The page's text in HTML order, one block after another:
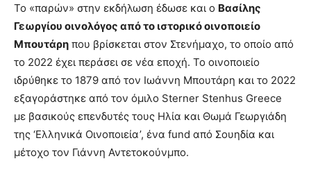
Το «παρών» στην εκδήλωση έδωσε και ο Βασίλης
Γεωργίου οινολόγος από το ιστορικό οινοποιείο
Μπουτάρη που βρίσκεται στον Στενήμαχο, το οποίο από
το 2022 έχει περάσει σε νέα εποχή. Το οινοποιείο
ιδρύθηκε τo 1879 από τον Ιωάννη Μπουτάρη και το 2022
εξαγοράστηκε από τον όμιλο Sterner Stenhus Greece
με βασικούς επενδυτές τους Ηλία και Θωμά Γεωργιάδη
της ‘Ελληνικά Οινοποιεία’, ένα fund από Σουηδία και
μέτοχο τον Γιάννη Αντετοκούνμπο.